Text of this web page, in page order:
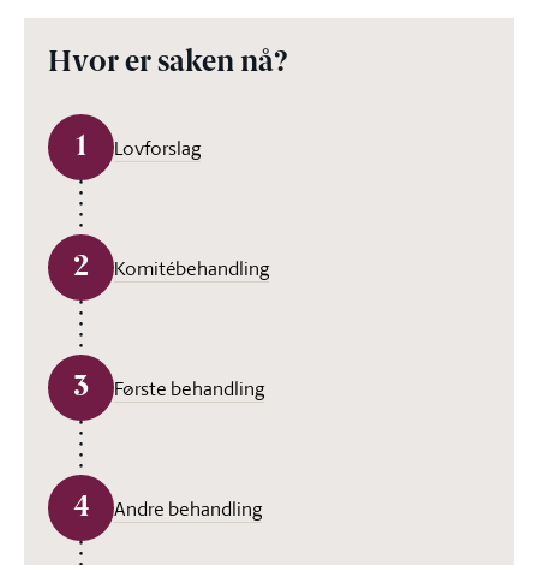
Hvor er saken nå?
1 Lovforslag
2 Komitébehandling
3 Første behandling
4 Andre behandling